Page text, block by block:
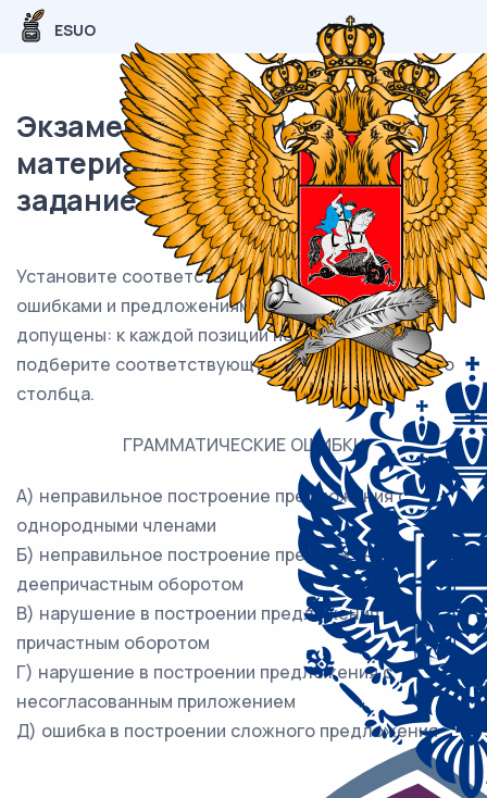
ESUO
Экзаменационный (типовой)
материал ЕГЭ / Русский / 08
задание (24) / 89
Установите соответствие между грамматическими
ошибками и предложениями, в которых они
допущены: к каждой позиции первого столбца
подберите соответствующую позицию из второго
столбца.
ГРАММАТИЧЕСКИЕ ОШИБКИ
А) неправильное построение предложения с
однородными членами
Б) неправильное построение предложения с
деепричастным оборотом
В) нарушение в построении предложения с
причастным оборотом
Г) нарушение в построении предложения с
несогласованным приложением
Д) ошибка в построении сложного предложения